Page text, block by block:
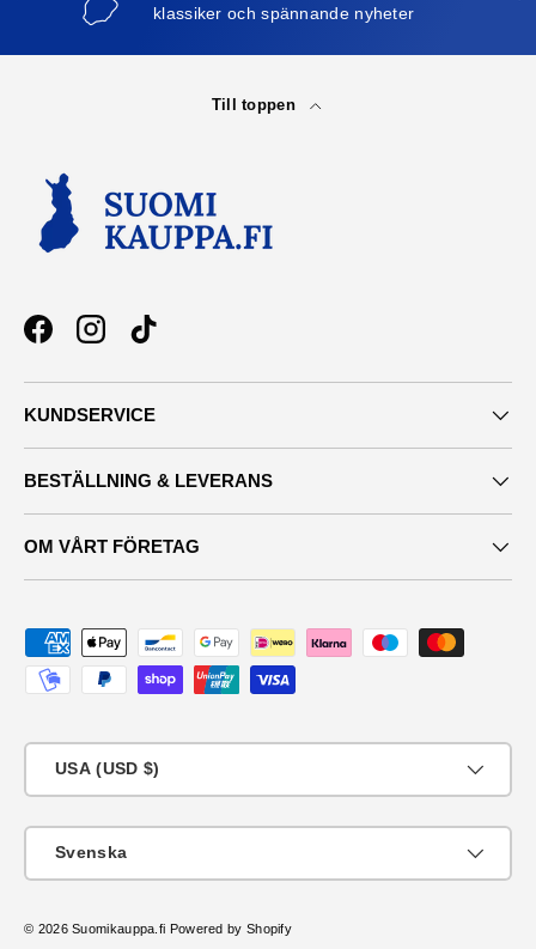
klassiker och spännande nyheter
Till toppen
FacebookInstagramTikTok
KUNDSERVICE
BESTÄLLNING & LEVERANS
OM VÅRT FÖRETAG
Maksutavat
USA (USD $)
Svenska
© 2026Suomikauppa.fi Powered by Shopify